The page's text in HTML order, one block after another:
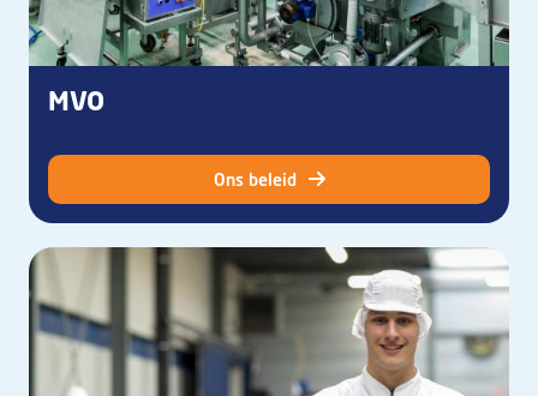
MVO
Ons beleid